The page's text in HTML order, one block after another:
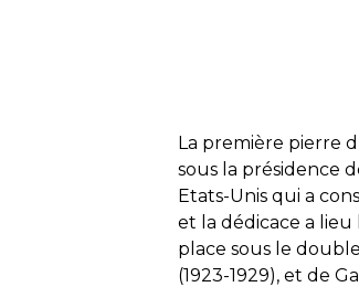
La première pierre
sous la présidence
Etats-Unis qui a
et la dédicace a lieu
place sous le
(1923-1929), et de